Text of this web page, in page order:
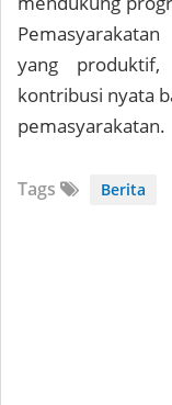
yang produktif,
kontribusi nyata
pemasyarakatan.
Tags Berita